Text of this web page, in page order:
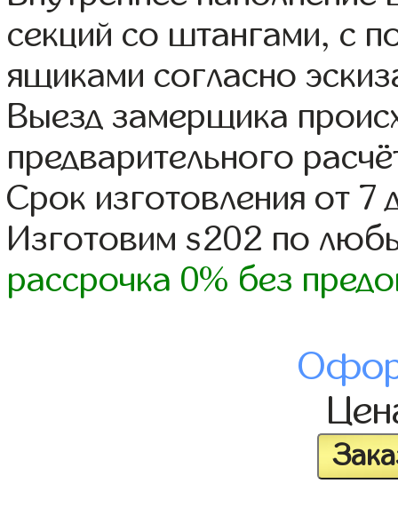
секций со штангами, с
ящиками согласно
Выезд замерщика
предварительного
Срок изготовления от 7
Изготовим s202 по
рассрочка 0% без